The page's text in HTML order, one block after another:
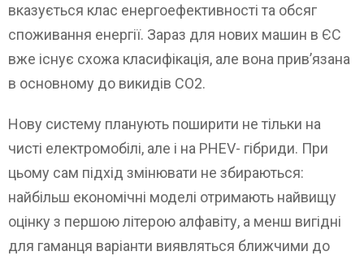
вказується клас енергоефективності та обсяг
споживання енергії. Зараз для нових машин в ЄС
вже існує схожа класифікація, але вона прив’язана
в основному до викидів CO2.
Нову систему планують поширити не тільки на
чисті електромобілі, але і на PHEV- гібриди. При
цьому сам підхід змінювати не збираються:
найбільш економічні моделі отримають найвищу
оцінку з першою літерою алфавіту, а менш вигідні
для гаманця варіанти виявляться ближчими до